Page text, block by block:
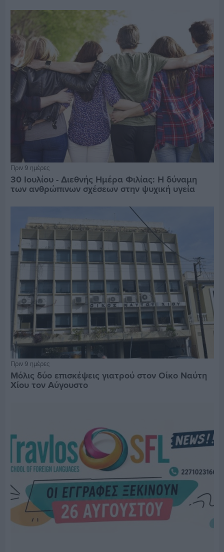
Πριν 9 ημέρες
30 Ιουλίου - Διεθνής Ημέρα Φιλίας: Η δύναμη
των ανθρώπινων σχέσεων στην ψυχική υγεία
Πριν 9 ημέρες
Μόλις δύο επισκέψεις γιατρού στον Οίκο Ναύτη
Χίου τον Αύγουστο